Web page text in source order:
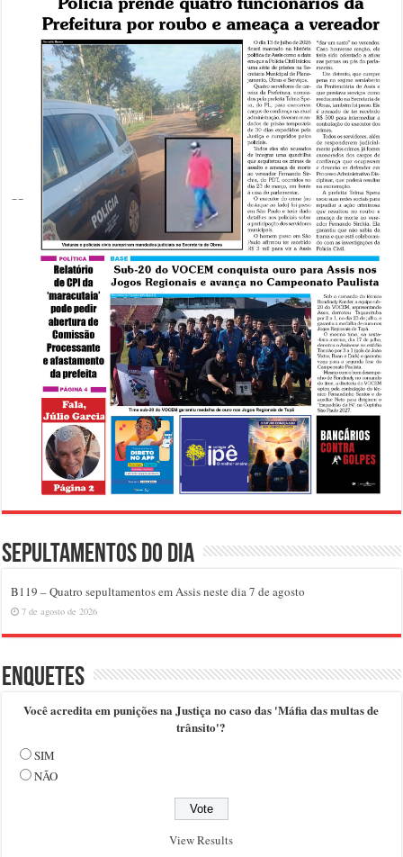
Sepultamentos do dia
B119 – Quatro sepultamentos em Assis neste dia 7 de agosto
7 de agosto de 2026
Enquetes
Você acredita em punições na Justiça no caso das 'Máfia das multas de
trânsito'?
SIM
NÃO
View Results